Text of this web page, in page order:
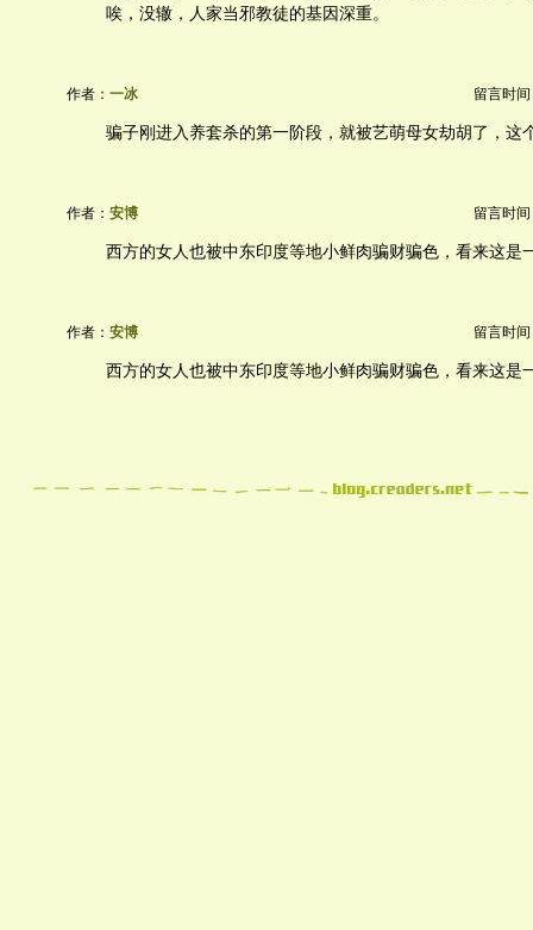
唉，没辙，人家当邪教徒的基因深重。
作者： 一冰 留言时间
骗子刚进入养套杀的第一阶段，就被艺萌母女劫胡了，这
作者： 安博 留言时间
西方的女人也被中东印度等地小鲜肉骗财骗色，看来这是
作者： 安博 留言时间
西方的女人也被中东印度等地小鲜肉骗财骗色，看来这是